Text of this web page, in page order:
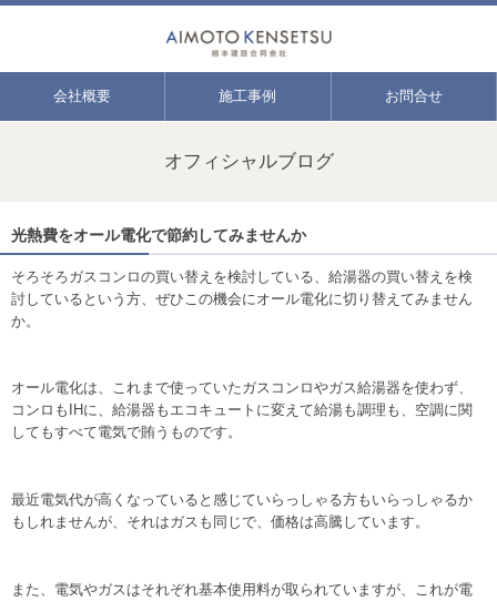
会社概要 施工事例 お問合せ
オフィシャルブログ
光熱費をオール電化で節約してみませんか
そろそろガスコンロの買い替えを検討している、給湯器の買い替えを検
討しているという方、ぜひこの機会にオール電化に切り替えてみません
か。
オール電化は、これまで使っていたガスコンロやガス給湯器を使わず、
コンロもIHに、給湯器もエコキュートに変えて給湯も調理も、空調に関
してもすべて電気で賄うものです。
最近電気代が高くなっていると感じていらっしゃる方もいらっしゃるか
もしれませんが、それはガスも同じで、価格は高騰しています。
また、電気やガスはそれぞれ基本使用料が取られていますが、これが電